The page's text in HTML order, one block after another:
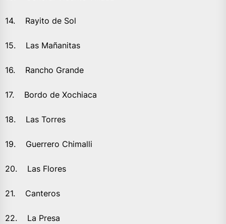
14. Rayito de Sol
15. Las Mañanitas
16. Rancho Grande
17. Bordo de Xochiaca
18. Las Torres
19. Guerrero Chimalli
20. Las Flores
21. Canteros
22. La Presa